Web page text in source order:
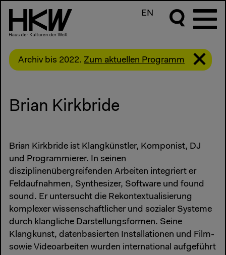
EN
Archiv bis 2022. Zum aktuellen Programm
Brian Kirkbride
Brian Kirkbride ist Klangkünstler, Komponist, DJ
und Programmierer. In seinen
disziplinenübergreifenden Arbeiten integriert er
Feldaufnahmen, Synthesizer, Software und found
sound. Er untersucht die Rekontextualisierung
komplexer wissenschaftlicher und sozialer Systeme
durch klangliche Darstellungsformen. Seine
Klangkunst, datenbasierten Installationen und Film-
sowie Videoarbeiten wurden international aufgeführt